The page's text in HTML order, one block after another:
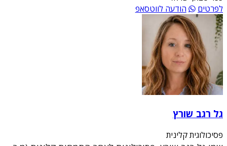
לפרטים
הודעה לווטסאפ
גל רגב שורץ
פסיכולוגית קלינית